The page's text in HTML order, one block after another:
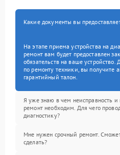
Какие документы вы
На этапе приема устройства на
ремонт вам будет предоставлен
обязательств на ваше
по ремонту техники, вы получите
гарантийный талон.
Я уже знаю в чем неисправность и
ремонт необходим. Для чего
диагностику?
Мне нужен срочный ремонт.
сделать?